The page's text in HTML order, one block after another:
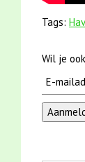
Tags:
Wil je